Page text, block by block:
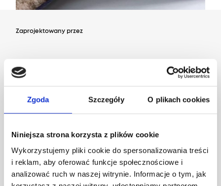
Zgoda Szczegóły O plikach cookies
Niniejsza strona korzysta z plików cookie
Wykorzystujemy pliki cookie do spersonalizowania treści
i reklam, aby oferować funkcje społecznościowe i
analizować ruch w naszej witrynie. Informacje o tym, jak
Zaprojektowany przez
Dział Wzornictwa Agnelli